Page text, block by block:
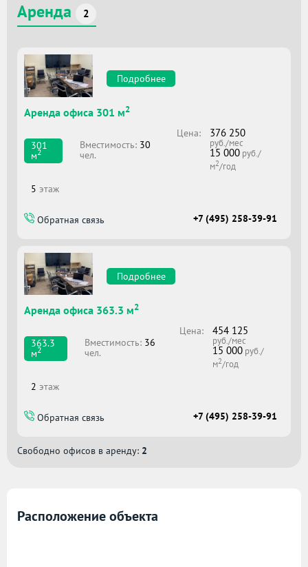
Аренда 2
Подробнее
Аренда офиса 301 м2
301
м2
Вместимоcть: 30
чел.
Цена: 376 250
руб./мес
15 000 руб./
м2/год
5 этаж
Обратная связь +7 (495) 258-39-91
Подробнее
Аренда офиса 363.3 м2
363.3
м2
Вместимоcть: 36
чел.
Цена: 454 125
руб./мес
15 000 руб./
м2/год
2 этаж
Обратная связь +7 (495) 258-39-91
Свободно офисов в аренду: 2
Расположение объекта